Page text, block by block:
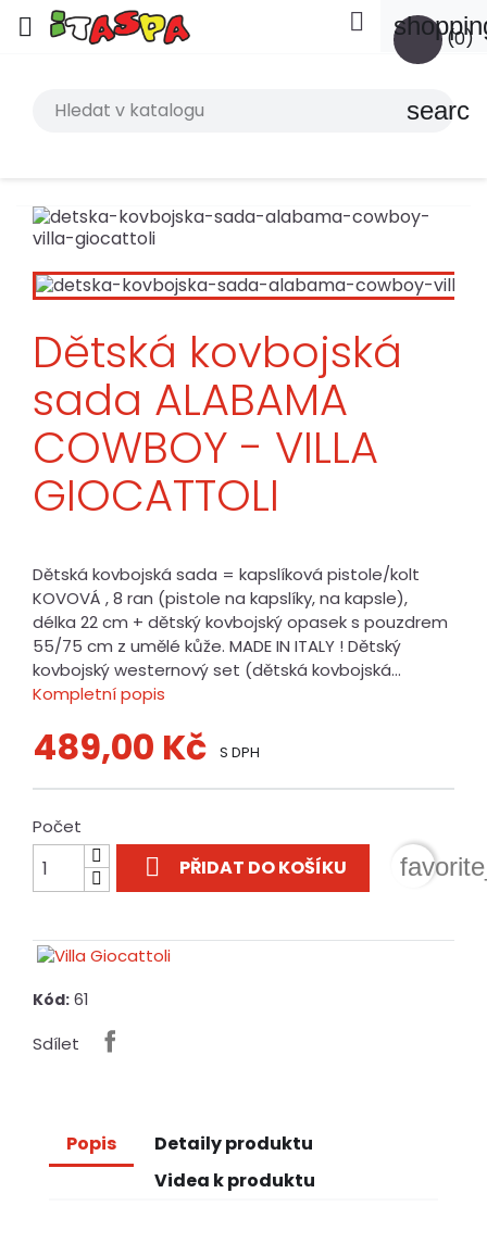
 (0)

search
Dětská kovbojská
sada ALABAMA
COWBOY - VILLA
GIOCATTOLI
Dětská kovbojská sada = kapslíková pistole/kolt
KOVOVÁ , 8 ran (pistole na kapslíky, na kapsle),
délka 22 cm + dětský kovbojský opasek s pouzdrem
55/75 cm z umělé kůže. MADE IN ITALY ! Dětský
kovbojský westernový set (dětská kovbojská...
Kompletní popis
489,00 Kč S DPH
Počet
 PŘIDAT DO KOŠÍKU
Kód: 61
Sdílet
Popis
Detaily produktu
Videa k produktu